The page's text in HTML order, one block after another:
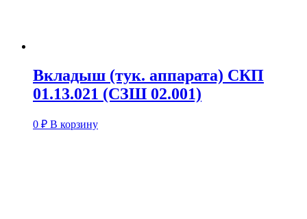
Вкладыш (тук. аппарата) СКП
01.13.021 (СЗШ 02.001)
0 ₽ В корзину